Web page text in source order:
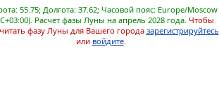
55.75; Долгота: 37.62; Часовой пояс: Europe/Moscow
Расчет фазы Луны на апрель 2028 года. Чтобы
фазу Луны для Вашего города зарегистрируйтесь
или войдите.